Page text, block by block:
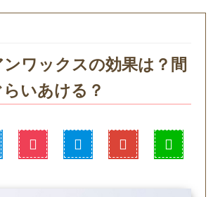
ワックスの効果は？間
いあける？